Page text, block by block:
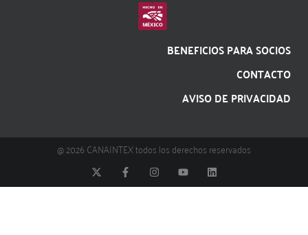
BENEFICIOS PARA SOCIOS
CONTACTO
AVISO DE PRIVACIDAD
@ 2026 CANAINTEX todos los derechos reservados